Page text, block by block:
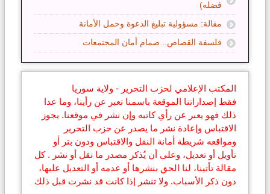
فضله)
مقالة: مسؤولية تبليغ الدعوة وحمل الأمانة
فلسفة القصاص.. صمام أمان المجتمعات
المكتب الإعلامي لحزب التحرير - ولاية سوريا
فقط إصداراتنا الموقعة باسمنا تعبر عن رأينا، وما عدا
ذلك فهو يعبر عن رأي كاتبه وإن نشر في موقعنا. يجوز
الاقتباس وإعادة نشر ما يصدر عن حزب التحرير
ومواقعه شريطة أمانة النقل والاقتباس ودون بتر أو
تأويل أو تعديل، وعلى أن يُذكر مصدر ما نقل أو نشر . كل
مقالة تأتينا، لنا الحق بنشرها أو عدمه أو التعديل عليها،
دون ذكر الأسباب. ولا تنشر إذا كانت قد نشرت قبل ذلك